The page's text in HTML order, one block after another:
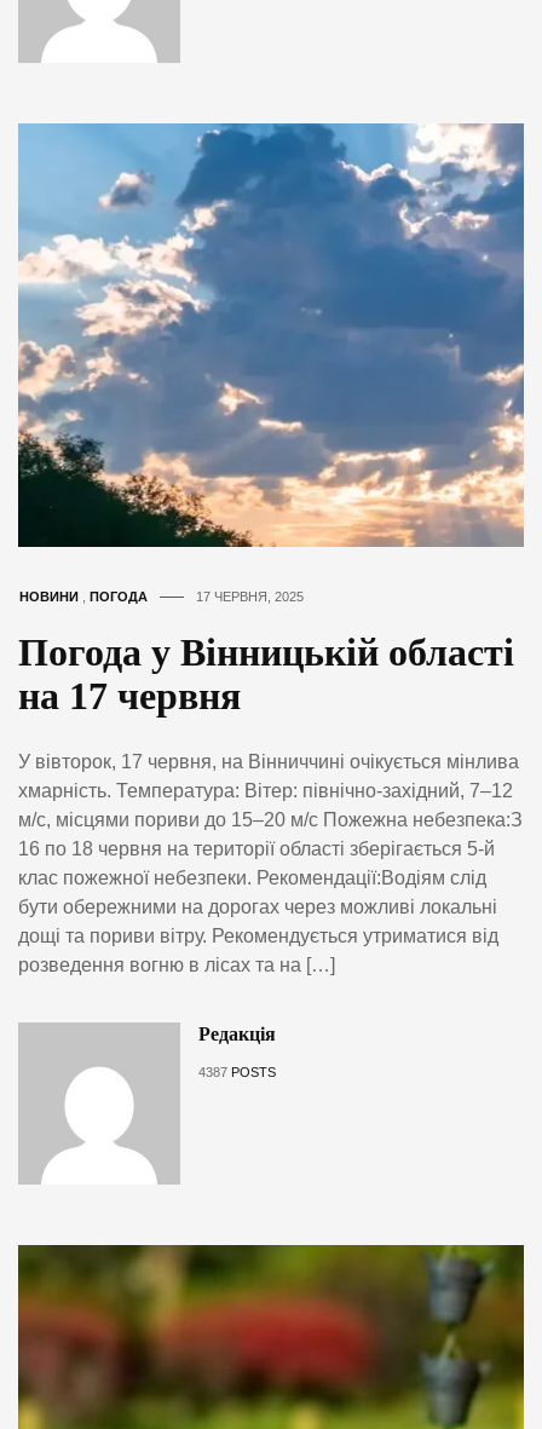
НОВИНИ ПОГОДА 17 ЧЕРВНЯ, 2025
Погода у Вінницькій області
на 17 червня
У вівторок, 17 червня, на Вінниччині очікується мінлива
хмарність. Температура: Вітер: північно-західний, 7–12
м/с, місцями пориви до 15–20 м/с Пожежна небезпека:З
16 по 18 червня на території області зберігається 5-й
клас пожежної небезпеки. Рекомендації:Водіям слід
бути обережними на дорогах через можливі локальні
дощі та пориви вітру. Рекомендується утриматися від
розведення вогню в лісах та на […]
Редакція
4387 POSTS